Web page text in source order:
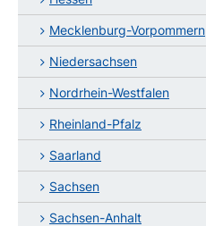
Mecklenburg-Vorpommern
Niedersachsen
Nordrhein-Westfalen
Rheinland-Pfalz
Saarland
Sachsen
Sachsen-Anhalt